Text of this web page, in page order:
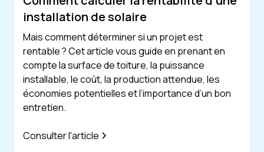
installation de solaire
Mais comment déterminer si un projet est
rentable ? Cet article vous guide en prenant en
compte la surface de toiture, la puissance
installable, le coût, la production attendue, les
économies potentielles et l’importance d’un bon
entretien.
Consulter l'article